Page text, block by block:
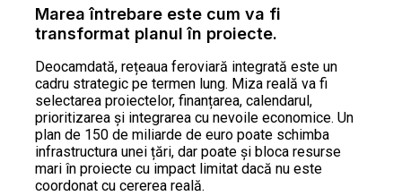
Marea întrebare este cum va fi
transformat planul în proiecte.
Deocamdată, rețeaua feroviară integrată este un
cadru strategic pe termen lung. Miza reală va fi
selectarea proiectelor, finanțarea, calendarul,
prioritizarea și integrarea cu nevoile economice. Un
plan de 150 de miliarde de euro poate schimba
infrastructura unei țări, dar poate și bloca resurse
mari în proiecte cu impact limitat dacă nu este
coordonat cu cererea reală.